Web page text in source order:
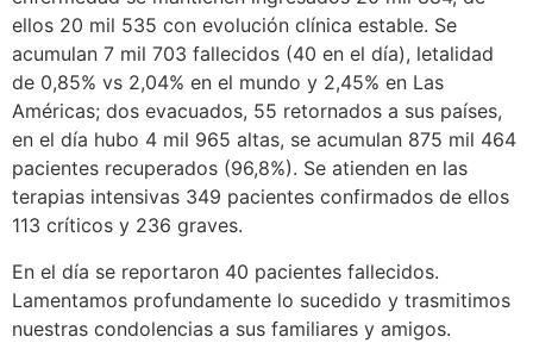
ellos 20 mil 535 con evolución clínica estable. Se
acumulan 7 mil 703 fallecidos (40 en el día), letalidad
de 0,85% vs 2,04% en el mundo y 2,45% en Las
Américas; dos evacuados, 55 retornados a sus países,
en el día hubo 4 mil 965 altas, se acumulan 875 mil 464
pacientes recuperados (96,8%). Se atienden en las
terapias intensivas 349 pacientes confirmados de ellos
113 críticos y 236 graves.
En el día se reportaron 40 pacientes fallecidos.
Lamentamos profundamente lo sucedido y trasmitimos
nuestras condolencias a sus familiares y amigos.